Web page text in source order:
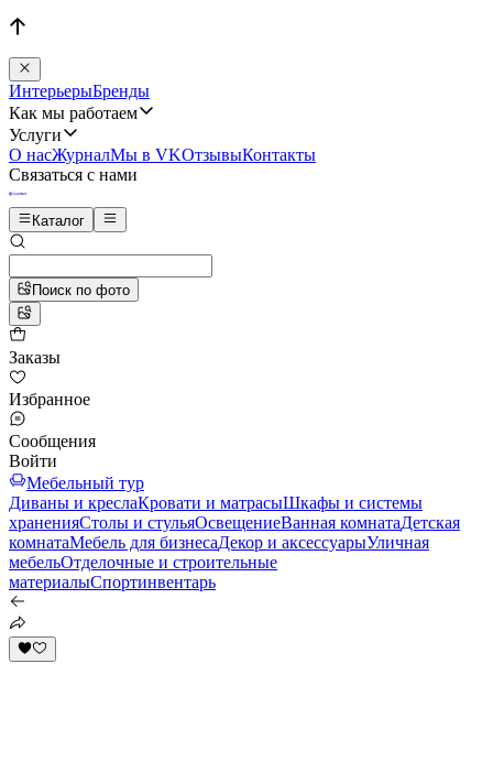
ИнтерьерыБренды
Как мы работаем
Услуги
О насЖурналМы в VKОтзывыКонтакты
Связаться с нами
Каталог
Поиск по фото
Заказы
Избранное
Сообщения
Войти
Мебельный тур
Диваны и креслаКровати и матрасыШкафы и системы
храненияСтолы и стульяОсвещениеВанная комнатаДетская
комнатаМебель для бизнесаДекор и аксессуарыУличная
мебельОтделочные и строительные
материалыСпортинвентарь